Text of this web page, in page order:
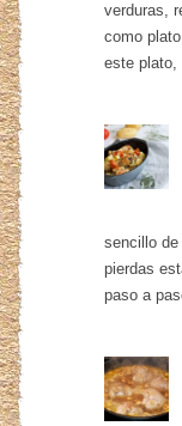
verduras,
como
este
sencillo de
pierdas
paso a